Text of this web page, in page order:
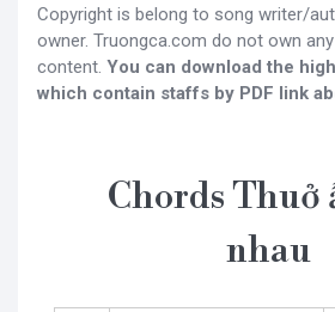
Copyright is belong to song writer/
owner. Truongca.com do not own
content. You can download the
which contain staffs by PDF link
Chords Thuở
nhau